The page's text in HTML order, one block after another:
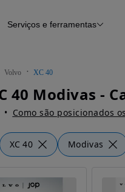
Histórico do veículo
Serviços e ferramentas
Volvo XC 40
40 Modivas -
Como são posicionados
XC 40 Modivas